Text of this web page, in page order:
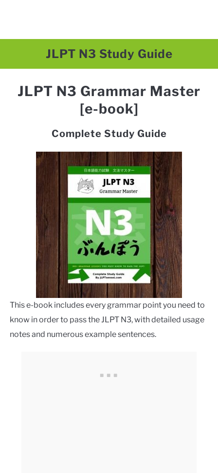
JLPT N3 Study Guide
JLPT N3 Grammar Master
[e-book]
Complete Study Guide
This e-book includes every grammar point you need to
know in order to pass the JLPT N3, with detailed usage
notes and numerous example sentences.